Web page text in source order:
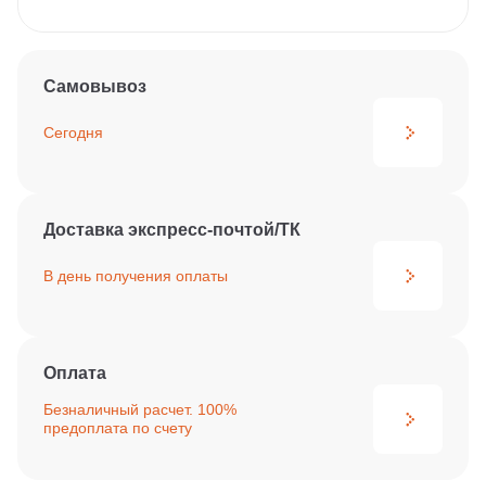
Самовывоз
Сегодня
Доставка экспресс-почтой/ТК
В день получения оплаты
Оплата
Безналичный расчет. 100%
предоплата по счету